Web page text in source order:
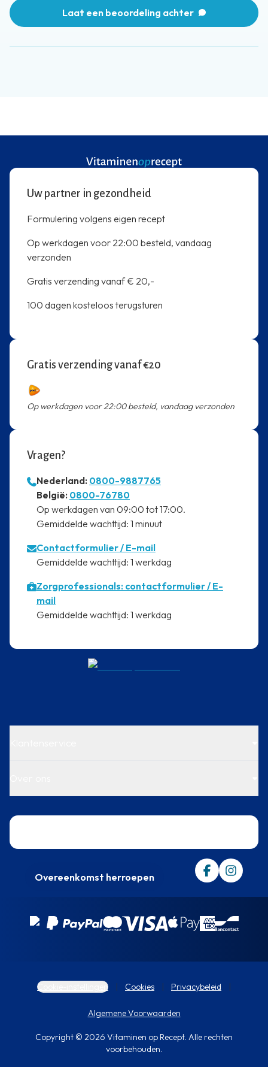
Laat een beoordeling achter
Uw partner in gezondheid
Formulering volgens eigen recept
Op werkdagen voor 22:00 besteld, vandaag
verzonden
Gratis verzending vanaf € 20,-
100 dagen kosteloos terugsturen
Gratis verzending vanaf €20
Op werkdagen voor 22:00 besteld, vandaag verzonden
Vragen?
Nederland: 0800-9887765
⁠België: 0800-76780
⁠Op werkdagen van 09:00 tot 17:00.
⁠Gemiddelde wachttijd: 1 minuut
Contactformulier/ E-mail
⁠Gemiddelde wachttijd: 1 werkdag
Zorgprofessionals: contactformulier / E-
mail
⁠Gemiddelde wachttijd: 1 werkdag
Overeenkomst herroepen
Cookie-instellingen Cookies Privacybeleid
Algemene Voorwaarden
Copyright © 2026 Vitaminen op Recept. Alle rechten
voorbehouden.